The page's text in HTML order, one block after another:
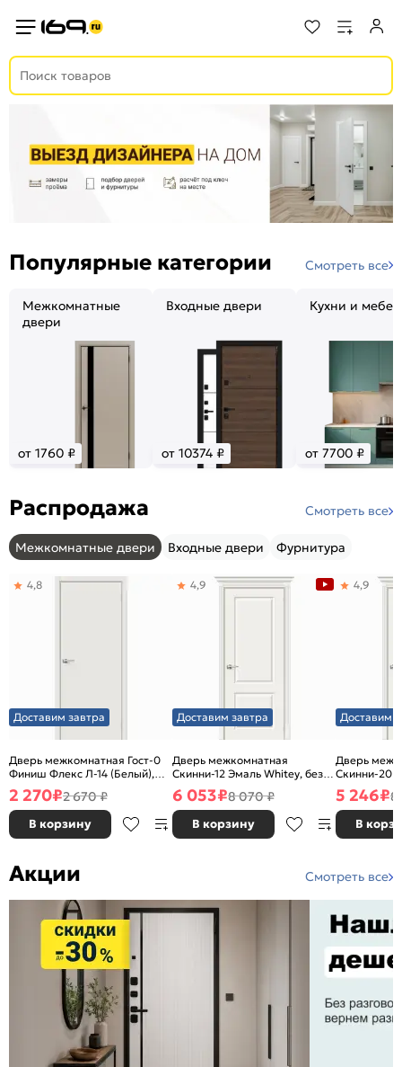
Популярные категории Смотреть все
Межкомнатные
двери
от 1760 ₽
Входные двери
от 10374 ₽
Кухни и
от 7700 ₽
Распродажа Смотреть все
Межкомнатные двери Входные двери Фурнитура
Доставим завтра
Дверь межкомнатная Гост-0
Финиш Флекс Л-14 (Белый),
глухая, каркасно-щитовая
4,8
2 270₽2 670 ₽
В корзину
Доставим завтра
Дверь межкомнатная
Скинни-12 Эмаль Whitey, без
декора, глухая, без стекла,
без кромки, скиновая
4,9
6 053₽8 070 ₽
В корзину
Доставим
Дверь
Скинни-20
декора,
без кромки,
4,9
5 246₽8
В
Акции Смотреть все